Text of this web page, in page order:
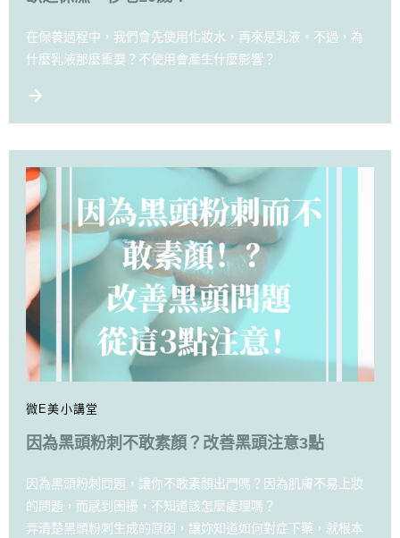
在保養過程中，我們會先使用化妝水，再來是乳液。不過，為
什麼乳液那麼重要？不使用會產生什麼影響？
微E美小講堂
因為黑頭粉刺不敢素顏？改善黑頭注意3點
因為黑頭粉刺問題，讓你不敢素顏出門嗎？因為肌膚不易上妝
的問題，而感到困擾，不知道該怎麼處理嗎？
弄清楚黑頭粉刺生成的原因，讓妳知道如何對症下藥，就根本